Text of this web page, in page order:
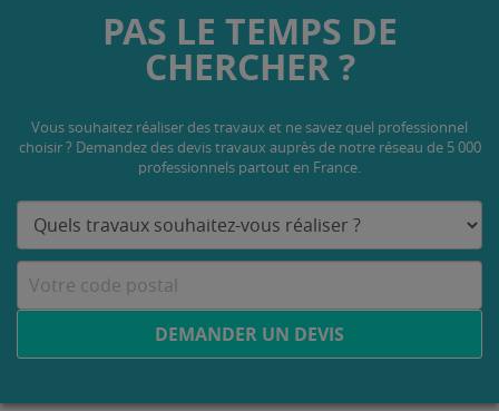
PAS LE TEMPS DE
CHERCHER ?
Vous souhaitez réaliser des travaux et ne savez quel professionnel
choisir ? Demandez des devis travaux auprès de notre réseau de 5 000
professionnels partout en France.
DEMANDER UN DEVIS